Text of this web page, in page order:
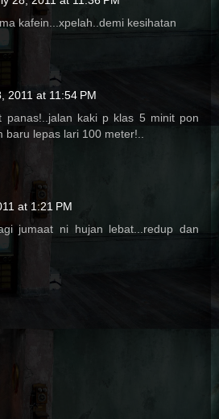
kafein...xpelah..demi kesihatan
2011 at 11:54 PM
panas!..jalan kaki p klas 5 minit pon
baru lepas lari 100 meter!..
at 1:21 PM
jumaat ni hujan lebat...redup dan